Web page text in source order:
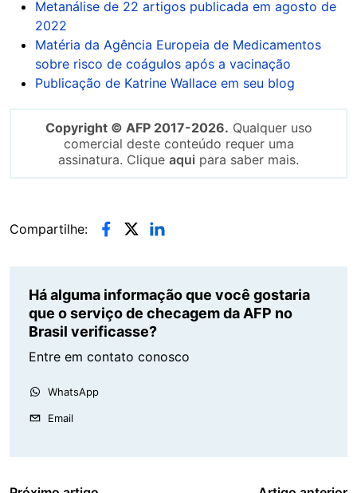
Metanálise de 22 artigos publicada em agosto de
2022
Matéria da Agência Europeia de Medicamentos
sobre risco de coágulos após a vacinação
Publicação de Katrine Wallace em seu blog
Copyright © AFP 2017-2026. Qualquer uso
comercial deste conteúdo requer uma
assinatura. Clique aqui para saber mais.
Compartilhe:
Há alguma informação que você gostaria
que o serviço de checagem da AFP no
Brasil verificasse?
Entre em contato conosco
WhatsApp
Email